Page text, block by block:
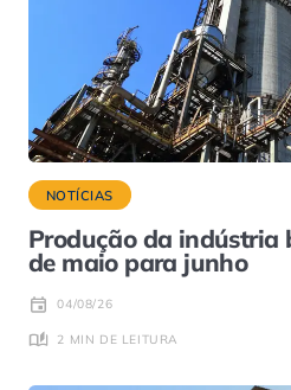
NOTÍCIAS
Produção da indústria
de maio para junho
04/08/26
2 MIN DE LEITURA